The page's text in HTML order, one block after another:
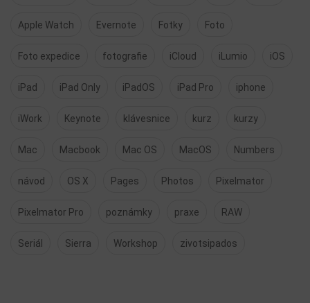
Apple Watch Evernote Fotky Foto
Foto expedice fotografie iCloud iLumio iOS
iPad iPad Only iPadOS iPad Pro iphone
iWork Keynote klávesnice kurz kurzy
Mac Macbook Mac OS MacOS Numbers
návod OS X Pages Photos Pixelmator
Pixelmator Pro poznámky praxe RAW
Seriál Sierra Workshop zivotsipados